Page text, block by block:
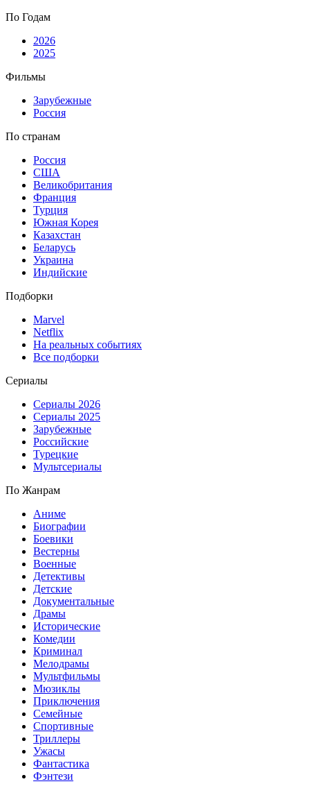
По Годам
2026
2025
Фильмы
Зарубежные
Россия
По странам
Россия
США
Великобритания
Франция
Турция
Южная Корея
Казахстан
Беларусь
Украина
Индийские
Подборки
Marvel
Netflix
На реальных событиях
Все подборки
Сериалы
Сериалы 2026
Сериалы 2025
Зарубежные
Российские
Турецкие
Мультсериалы
По Жанрам
Аниме
Биографии
Боевики
Вестерны
Военные
Детективы
Детские
Документальные
Драмы
Исторические
Комедии
Криминал
Мелодрамы
Мультфильмы
Мюзиклы
Приключения
Семейные
Спортивные
Триллеры
Ужасы
Фантастика
Фэнтези